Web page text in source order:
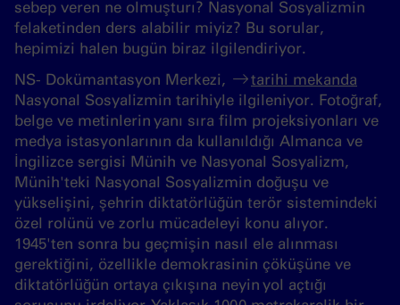
sebep veren ne olmuşturı? Nasyonal Sosyalizmin
felaketinden ders alabilir miyiz? Bu sorular,
hepimizi halen bugün biraz ilgilendiriyor.
NS- Dokümantasyon Merkezi,
tarihi mekanda
Nasyonal Sosyalizmin tarihiyle ilgileniyor. Fotoğraf,
belge ve metinlerin yanı sıra film projeksiyonları ve
medya istasyonlarının da kullanıldığı Almanca ve
İngilizce sergisi Münih ve Nasyonal Sosyalizm,
Münih'teki Nasyonal Sosyalizmin doğuşu ve
yükselişini, şehrin diktatörlüğün terör sistemindeki
özel rolünü ve zorlu mücadeleyi konu alıyor.
1945'ten sonra bu geçmişin nasıl ele alınması
gerektiğini, özellikle demokrasinin çöküşüne ve
diktatörlüğün ortaya çıkışına neyin yol açtığı